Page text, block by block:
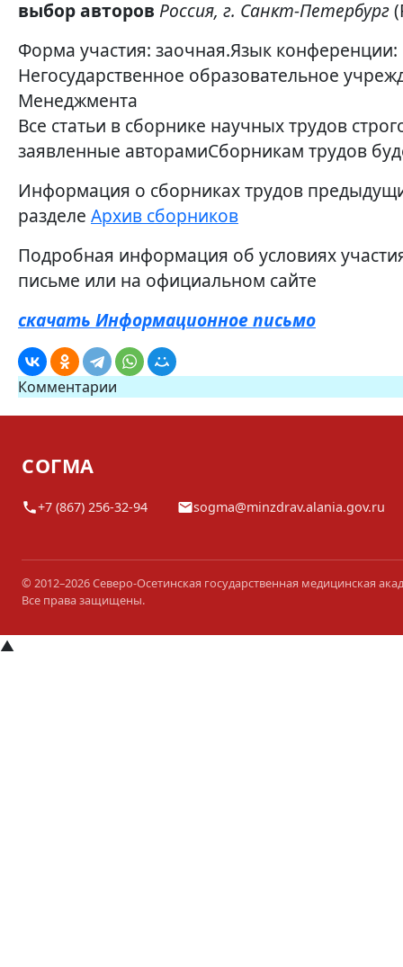
выбор авторов Россия, г. Санкт-Петербург
Форма участия: заочная.Язык конференции:
Негосударственное образовательное
Менеджмента
Все статьи в сборнике научных трудов
заявленные авторамиСборникам трудов
Информация о сборниках трудов
разделе Архив сборников
Подробная информация об условиях
письме или на официальном сайте
скачать Информационное письмо
Комментарии
СОГМА
+7 (867) 256-32-94 sogma@minzdrav.alania.gov.ru
© 2012–2026 Северо-Осетинская государственная медицинская
Все права защищены.
▲